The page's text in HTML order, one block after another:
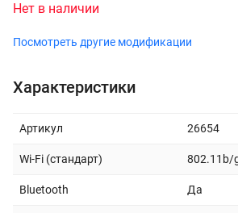
Нет в наличии
Посмотреть другие модификации
Характеристики
Артикул 26654
Wi-Fi (стандарт) 802.11b/
Bluetooth Да